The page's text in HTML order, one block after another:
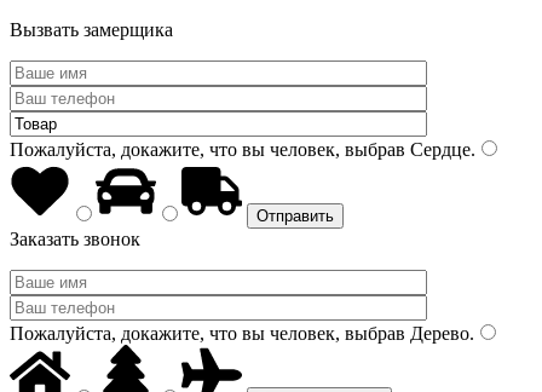
Вызвать замерщика
Пожалуйста, докажите, что вы человек, выбрав Сердце.
Заказать звонок
Пожалуйста, докажите, что вы человек, выбрав Дерево.